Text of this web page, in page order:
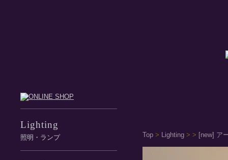
Top > Lighting > > [new] ア
Lighting
照明・ランプ